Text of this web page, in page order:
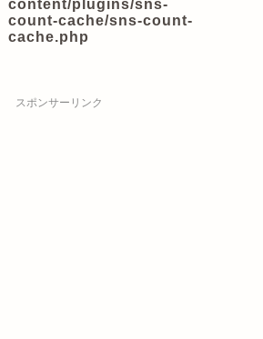
content/plugins/sns-
count-cache/sns-count-
cache.php
スポンサーリンク